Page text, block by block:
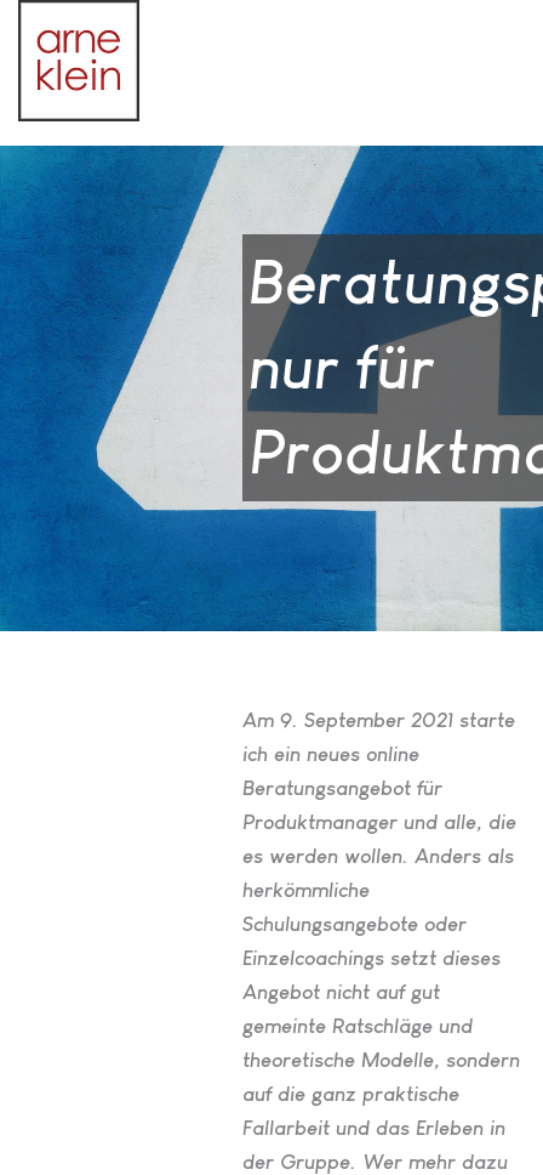
nur für
Am 9. September 2021 starte
ich ein neues online
Beratungsangebot für
Produktmanager und alle, die
es werden wollen. Anders als
herkömmliche
Schulungsangebote oder
Einzelcoachings setzt dieses
Angebot nicht auf gut
gemeinte Ratschläge und
theoretische Modelle, sondern
auf die ganz praktische
Fallarbeit und das Erleben in
der Gruppe. Wer mehr dazu